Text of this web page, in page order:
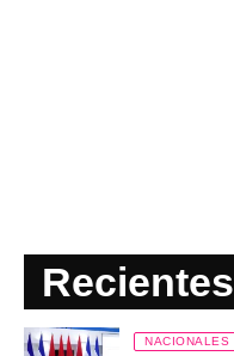
Recientes
NACIONALES